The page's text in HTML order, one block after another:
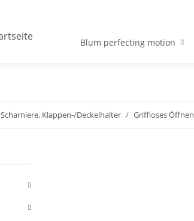
Blum perfecting motion
Scharniere, Klappen-/Deckelhalter Griffloses Öffnen